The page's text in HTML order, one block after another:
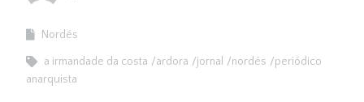
Nordés
a irmandade da costa ardora jornal nordés
periódico
anarquista